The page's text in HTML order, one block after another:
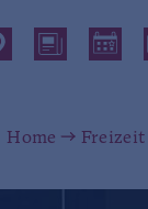
Home Freizeit